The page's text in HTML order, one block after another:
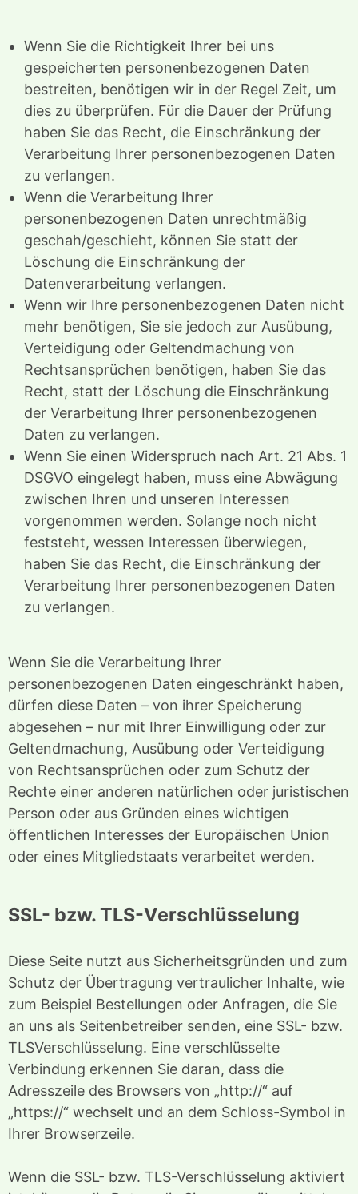
Wenn Sie die Richtigkeit Ihrer bei uns
gespeicherten personenbezogenen Daten
bestreiten, benötigen wir in der Regel Zeit, um
dies zu überprüfen. Für die Dauer der Prüfung
haben Sie das Recht, die Einschränkung der
Verarbeitung Ihrer personenbezogenen Daten
zu verlangen.
Wenn die Verarbeitung Ihrer
personenbezogenen Daten unrechtmäßig
geschah/geschieht, können Sie statt der
Löschung die Einschränkung der
Datenverarbeitung verlangen.
Wenn wir Ihre personenbezogenen Daten nicht
mehr benötigen, Sie sie jedoch zur Ausübung,
Verteidigung oder Geltendmachung von
Rechtsansprüchen benötigen, haben Sie das
Recht, statt der Löschung die Einschränkung
der Verarbeitung Ihrer personenbezogenen
Daten zu verlangen.
Wenn Sie einen Widerspruch nach Art. 21 Abs. 1
DSGVO eingelegt haben, muss eine Abwägung
zwischen Ihren und unseren Interessen
vorgenommen werden. Solange noch nicht
feststeht, wessen Interessen überwiegen,
haben Sie das Recht, die Einschränkung der
Verarbeitung Ihrer personenbezogenen Daten
zu verlangen.
Wenn Sie die Verarbeitung Ihrer
personenbezogenen Daten eingeschränkt haben,
dürfen diese Daten – von ihrer Speicherung
abgesehen – nur mit Ihrer Einwilligung oder zur
Geltendmachung, Ausübung oder Verteidigung
von Rechtsansprüchen oder zum Schutz der
Rechte einer anderen natürlichen oder juristischen
Person oder aus Gründen eines wichtigen
öffentlichen Interesses der Europäischen Union
oder eines Mitgliedstaats verarbeitet werden.
SSL- bzw. TLS-Verschlüsselung
Diese Seite nutzt aus Sicherheitsgründen und zum
Schutz der Übertragung vertraulicher Inhalte, wie
zum Beispiel Bestellungen oder Anfragen, die Sie
an uns als Seitenbetreiber senden, eine SSL- bzw.
TLSVerschlüsselung. Eine verschlüsselte
Verbindung erkennen Sie daran, dass die
Adresszeile des Browsers von „http://“ auf
„https://“ wechselt und an dem Schloss-Symbol in
Ihrer Browserzeile.
Wenn die SSL- bzw. TLS-Verschlüsselung aktiviert